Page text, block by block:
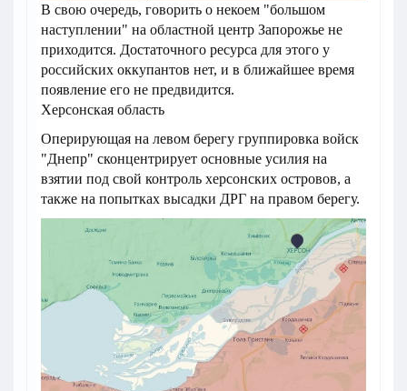
В свою очередь, говорить о некоем "большом
наступлении" на областной центр Запорожье не
приходится. Достаточного ресурса для этого у
российских оккупантов нет, и в ближайшее время
появление его не предвидится.
Херсонская область
Оперирующая на левом берегу группировка войск
"Днепр" сконцентрирует основные усилия на
взятии под свой контроль херсонских островов, а
также на попытках высадки ДРГ на правом берегу.